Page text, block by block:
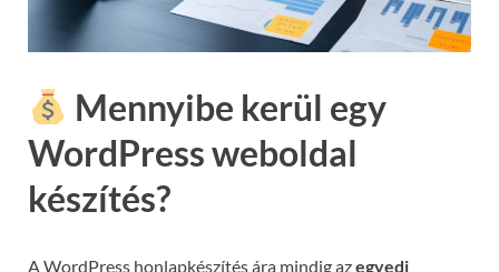
Mennyibe kerül egy
WordPress weboldal
készítés?
A WordPress honlapkészítés ára mindig azegyedi